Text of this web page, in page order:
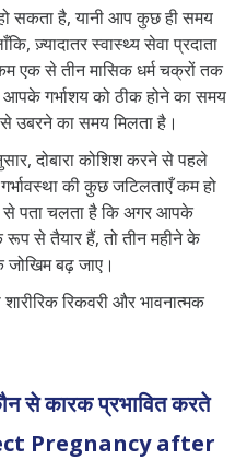
सकता है, यानी आप कुछ ही समय
ज़्यादातर स्वास्थ्य सेवा प्रदाता
एक से तीन मासिक धर्म चक्रों तक
गर्भाशय को ठीक होने का समय
उबरने का समय मिलता है।
दोबारा कोशिश करने से पहले
की कुछ जटिलताएँ कम हो
से पता चलता है कि अगर आपके
रूप से तैयार हैं, तो तीन महीने के
जोखिम बढ़ जाए।
रिकवरी और भावनात्मक
से कारक प्रभावित करते
Pregnancy after